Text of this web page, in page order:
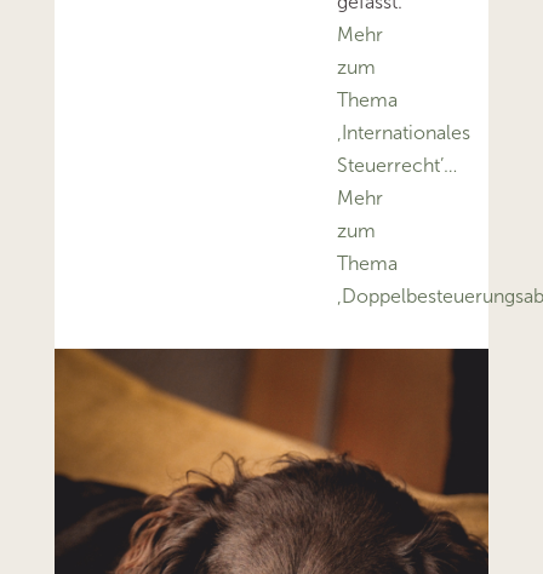
Mehr
zum
Thema
‚Internationales
Steuerrecht’…
Mehr
zum
Thema